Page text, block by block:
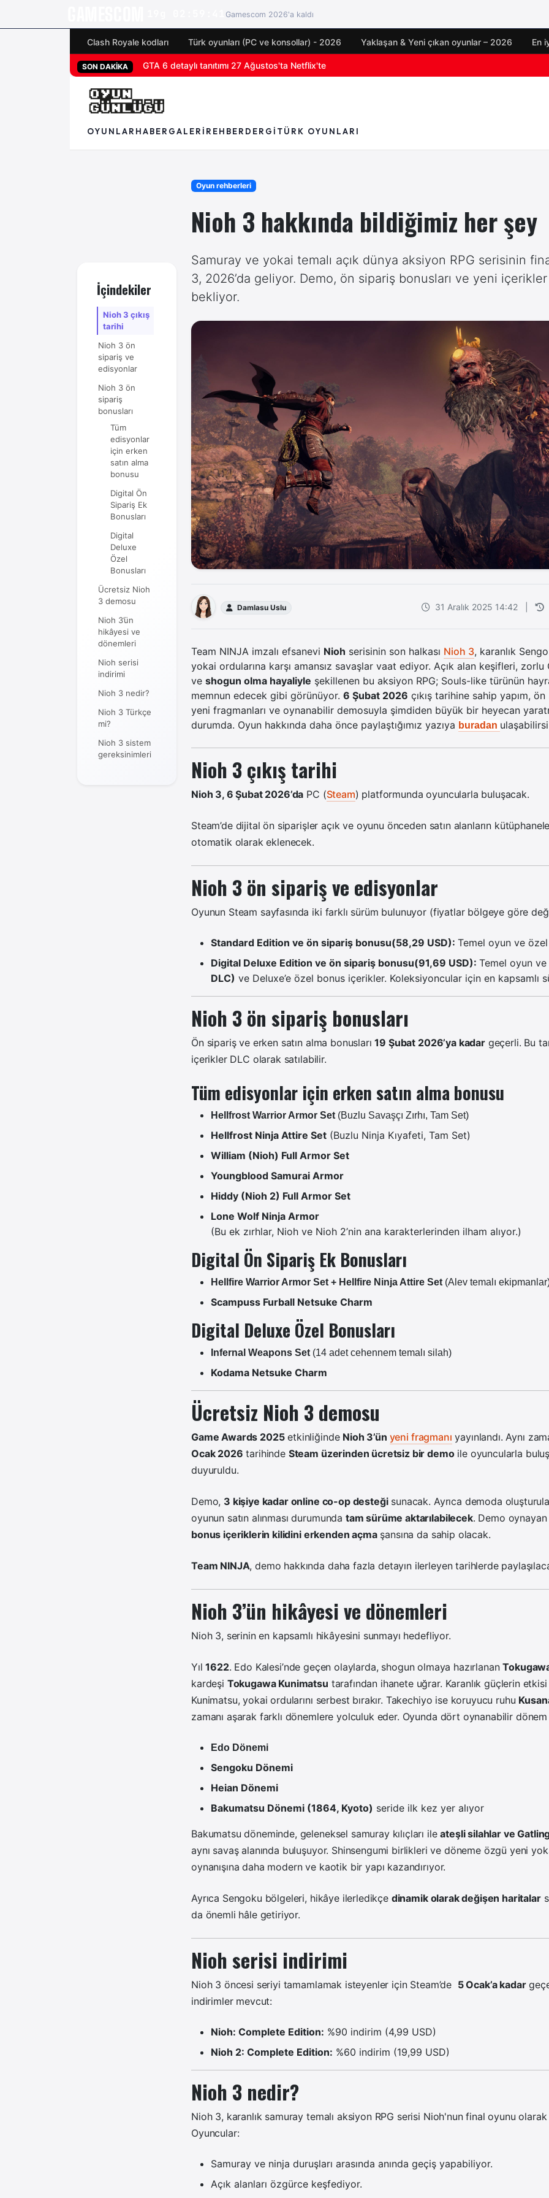
Gamescom 2026'a kaldı
Clash Royale kodları Türk oyunları (PC ve konsollar) - 2026 Yaklaşan & Yeni çıkan oyunlar – 2026 En
SON DAKİKA San Diego Comic-Con 2026 tüm oyun duyuruları
OYUNLAR HABER GALERI REHBER DERGI TÜRK OYUNLARI
İçindekiler
Nioh 3 çıkış
tarihi
Nioh 3 ön
sipariş ve
edisyonlar
Nioh 3 ön
sipariş
bonusları
Tüm
edisyonlar
için erken
satın alma
bonusu
Digital Ön
Sipariş Ek
Bonusları
Digital
Deluxe
Özel
Bonusları
Ücretsiz Nioh
3 demosu
Nioh 3’ün
hikâyesi ve
dönemleri
Nioh serisi
indirimi
Nioh 3 nedir?
Nioh 3 Türkçe
mi?
Nioh 3 sistem
gereksinimleri
Oyun rehberleri
Nioh 3 hakkında bildiğimiz her şey
Samuray ve yokai temalı açık dünya aksiyon RPG serisinin
3, 2026’da geliyor. Demo, ön sipariş bonusları ve yeni
bekliyor.
Damlasu Uslu 31 Aralık 2025 14:42
Team NINJA imzalı efsanevi Nioh serisinin son halkası Nioh 3, karanlık
yokai ordularına karşı amansız savaşlar vaat ediyor. Açık alan keşifleri, zorlu
ve shogun olma hayaliyle şekillenen bu aksiyon RPG; Souls-like türünün
memnun edecek gibi görünüyor. 6 Şubat 2026 çıkış tarihine sahip yapım,
yeni fragmanları ve oynanabilir demosuyla şimdiden büyük bir heyecan
durumda. Oyun hakkında daha önce paylaştığımız yazıya buradan
Nioh 3 çıkış tarihi
Nioh 3, 6 Şubat 2026’da PC (Steam) platformunda oyuncularla buluşacak.
Steam’de dijital ön siparişler açık ve oyunu önceden satın alanların
otomatik olarak eklenecek.
Nioh 3 ön sipariş ve edisyonlar
Oyunun Steam sayfasında iki farklı sürüm bulunuyor (fiyatlar bölgeye göre
Standard Edition ve ön sipariş bonusu(58,29 USD): Temel oyun ve
Digital Deluxe Edition ve ön sipariş bonusu(91,69 USD): Temel oyun ve
DLC) ve Deluxe’e özel bonus içerikler. Koleksiyoncular için en kapsamlı
Nioh 3 ön sipariş bonusları
Ön sipariş ve erken satın alma bonusları19 Şubat 2026’ya kadargeçerli. Bu
içerikler DLC olarak satılabilir.
Tüm edisyonlar için erken satın alma bonusu
Hellfrost Warrior Armor Set (Buzlu Savaşçı Zırhı, Tam Set)
Hellfrost Ninja Attire Set (Buzlu Ninja Kıyafeti, Tam Set)
William (Nioh) Full Armor Set
Youngblood Samurai Armor
Hiddy (Nioh 2) Full Armor Set
Lone Wolf Ninja Armor
(Bu ek zırhlar, Nioh ve Nioh 2’nin ana karakterlerinden ilham alıyor.)
Digital Ön Sipariş Ek Bonusları
Hellfire Warrior Armor Set + Hellfire Ninja Attire Set (Alev temalı
Scampuss Furball Netsuke Charm
Digital Deluxe Özel Bonusları
Infernal Weapons Set (14 adet cehennem temalı silah)
Kodama Netsuke Charm
Ücretsiz Nioh 3 demosu
Game Awards 2025etkinliğinde Nioh 3’ün yeni fragmanı yayınlandı. Aynı
Ocak 2026 tarihinde Steam üzerinden ücretsiz bir demoile oyuncularla
duyuruldu.
Demo, 3 kişiye kadar online co-op desteğisunacak. Ayrıca demoda
oyunun satın alınması durumunda tam sürüme aktarılabilecek. Demo oynayan
bonus içeriklerin kilidini erkenden açmaşansına da sahip olacak.
Team NINJA, demo hakkında daha fazla detayın ilerleyen tarihlerde
Nioh 3’ün hikâyesi ve dönemleri
Nioh 3, serinin en kapsamlı hikâyesini sunmayı hedefliyor.
Yıl1622. Edo Kalesi’nde geçen olaylarda, shogun olmaya hazırlanan
kardeşi Tokugawa Kunimatsu tarafından ihanete uğrar. Karanlık güçlerin
Kunimatsu, yokai ordularını serbest bırakır. Takechiyo ise koruyucu ruhu
zamanı aşarak farklı dönemlere yolculuk eder. Oyunda dört oynanabilir dö
Edo Dönemi
Sengoku Dönemi
Heian Dönemi
Bakumatsu Dönemi (1864, Kyoto) seride ilk kez yer alıyor
Bakumatsu döneminde, geleneksel samuray kılıçları ileateşli silahlar ve
aynı savaş alanında buluşuyor. Shinsengumi birlikleri ve döneme özgü yeni
oynanışına daha modern ve kaotik bir yapı kazandırıyor.
Ayrıca Sengoku bölgeleri, hikâye ilerledikçe dinamik olarak değişen haritalar
da önemli hâle getiriyor.
Nioh serisi indirimi
Nioh 3 öncesi seriyi tamamlamak isteyenler için Steam’de 5 Ocak’a kadar
indirimler mevcut:
Nioh: Complete Edition: %90 indirim (4,99 USD)
Nioh 2: Complete Edition: %60 indirim (19,99 USD)
Nioh 3 nedir?
Nioh 3, karanlık samuray temalı aksiyon RPG serisi Nioh'nun final oyunu olarak
Oyuncular:
Samuray ve ninja duruşları arasında anında geçiş yapabiliyor.
Açık alanları özgürce keşfediyor.